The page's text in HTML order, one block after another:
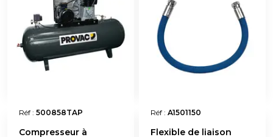
Réf : 500858TAP
Compresseur à
Réf : A1501150
Flexible de liaison